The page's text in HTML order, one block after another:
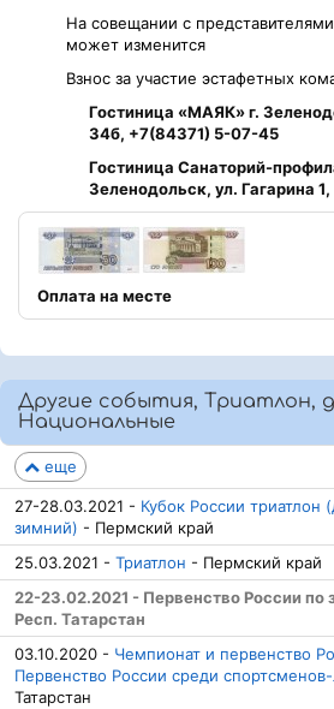
На совещании с
может изменится
Взнос за участие эстафетных
Гостиница «МАЯК» г.
34б, +7(84371) 5-07-45
Гостиница Санаторий-
Зеленодольск, ул. Гагарина
Оплата на месте
Другие события, Триатлон,
Национальные
еще
27-28.03.2021 - Кубок России триатлон
зимний) - Пермский край
25.03.2021 - Триатлон - Пермский край
22-23.02.2021 - Первенство России по
Респ. Татарстан
03.10.2020 - Чемпионат и первенство
Первенство России среди
Татарстан